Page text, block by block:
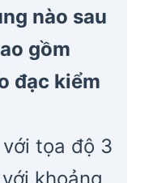
nào sau
gồm
đạc kiểm
tọa độ 3
khoảng